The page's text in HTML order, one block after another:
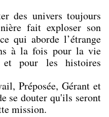
des univers toujours
fait exploser son
qui aborde l’étrange
à la fois pour la vie
pour les histoires
Préposée, Gérant et
se douter qu'ils seront
mission.